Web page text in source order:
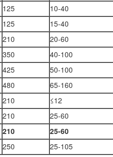
125
10-40
125
15-40
210
20-60
350
40-100
425
50-100
480
65-160
210
≤12
210
25-60
210
25-60
250 25-105